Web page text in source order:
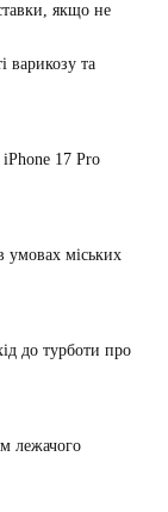
якщо не
варикозу та
17 Pro
умовах міських
до турботи про
лежачого